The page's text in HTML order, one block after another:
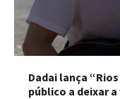
Dadai lança
público a deixar